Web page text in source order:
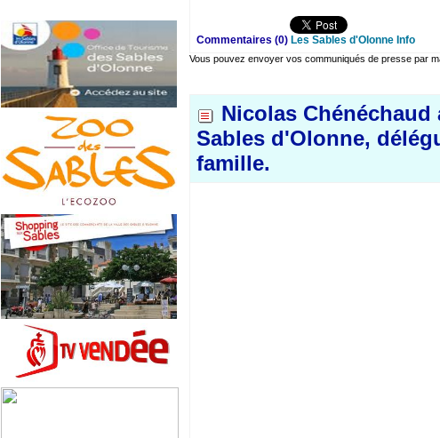
Commentaires (0) Les Sables d'Olonne Info
Vous pouvez envoyer vos communiqués de presse par
Nicolas
Sables d'Olonne,
famille.